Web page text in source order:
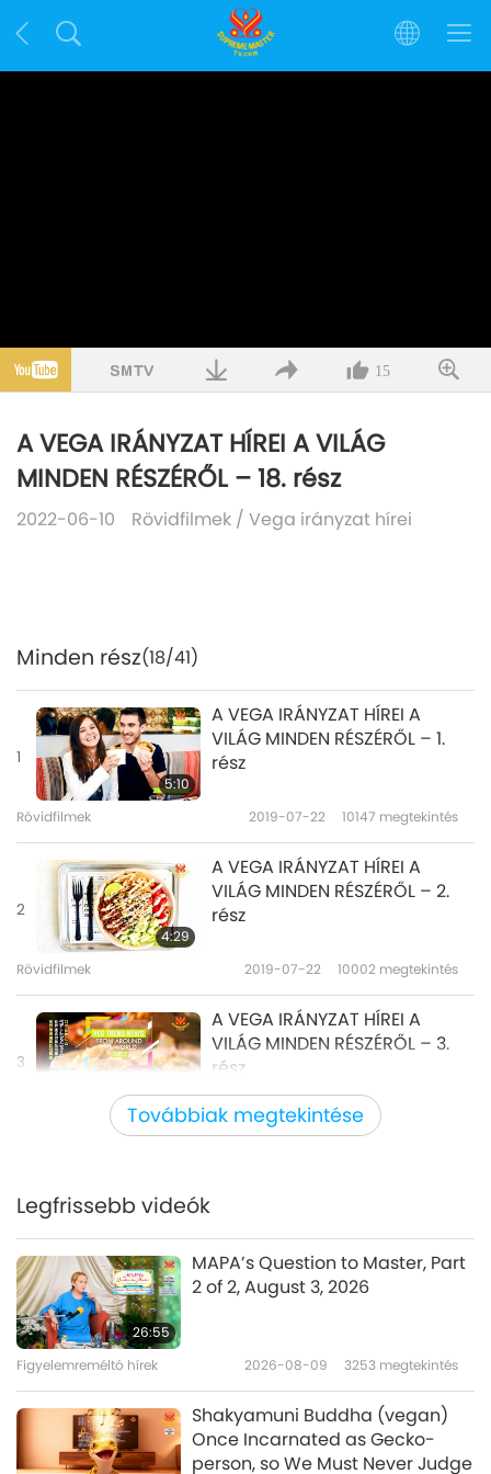
15
A VEGA IRÁNYZAT HÍREI A VILÁG
MINDEN RÉSZÉRŐL – 18. rész
2022-06-10 Rövidfilmek / Vega irányzat hírei
Továbbiak megtekintése
Minden rész(18/41)
1
5:10
A VEGA IRÁNYZAT HÍREI A
VILÁG MINDEN RÉSZÉRŐL – 1.
rész
Rövidfilmek 2019-07-22 10147 megtekintés
2
4:29
A VEGA IRÁNYZAT HÍREI A
VILÁG MINDEN RÉSZÉRŐL – 2.
rész
Rövidfilmek 2019-07-22 10002 megtekintés
3
A VEGA IRÁNYZAT HÍREI A
VILÁG MINDEN RÉSZÉRŐL – 3.
rész
2019-07-22 9577 megtekintés
4
8:27
Rövidfilmek 2019-07-22 9846megtekintés
5
4:41
rész
Rövidfilmek 2020-11-23 6506 megtekintés
Legfrissebb videók
26:55
MAPA’s Question to Master, Part
2 of 2, August 3, 2026
Figyelemreméltó hírek 2026-08-09 3253 megtekintés
Shakyamuni Buddha (vegan)
Once Incarnated as Gecko-
person, so We Must Never Judge